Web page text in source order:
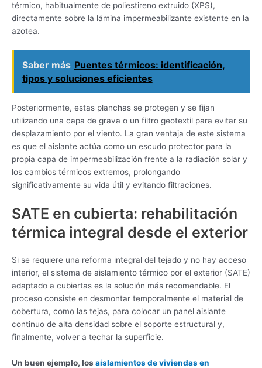
térmico, habitualmente de poliestireno extruido (XPS),
directamente sobre la lámina impermeabilizante existente en la
azotea.
Saber más Puentes térmicos: identificación,
tipos y soluciones eficientes
Posteriormente, estas planchas se protegen y se fijan
utilizando una capa de grava o un filtro geotextil para evitar su
desplazamiento por el viento. La gran ventaja de este sistema
es que el aislante actúa como un escudo protector para la
propia capa de impermeabilización frente a la radiación solar y
los cambios térmicos extremos, prolongando
significativamente su vida útil y evitando filtraciones.
SATE en cubierta: rehabilitación
térmica integral desde el exterior
Si se requiere una reforma integral del tejado y no hay acceso
interior, el sistema de aislamiento térmico por el exterior (SATE)
adaptado a cubiertas es la solución más recomendable. El
proceso consiste en desmontar temporalmente el material de
cobertura, como las tejas, para colocar un panel aislante
continuo de alta densidad sobre el soporte estructural y,
finalmente, volver a techar la superficie.
Un buen ejemplo, losaislamientos de viviendas en